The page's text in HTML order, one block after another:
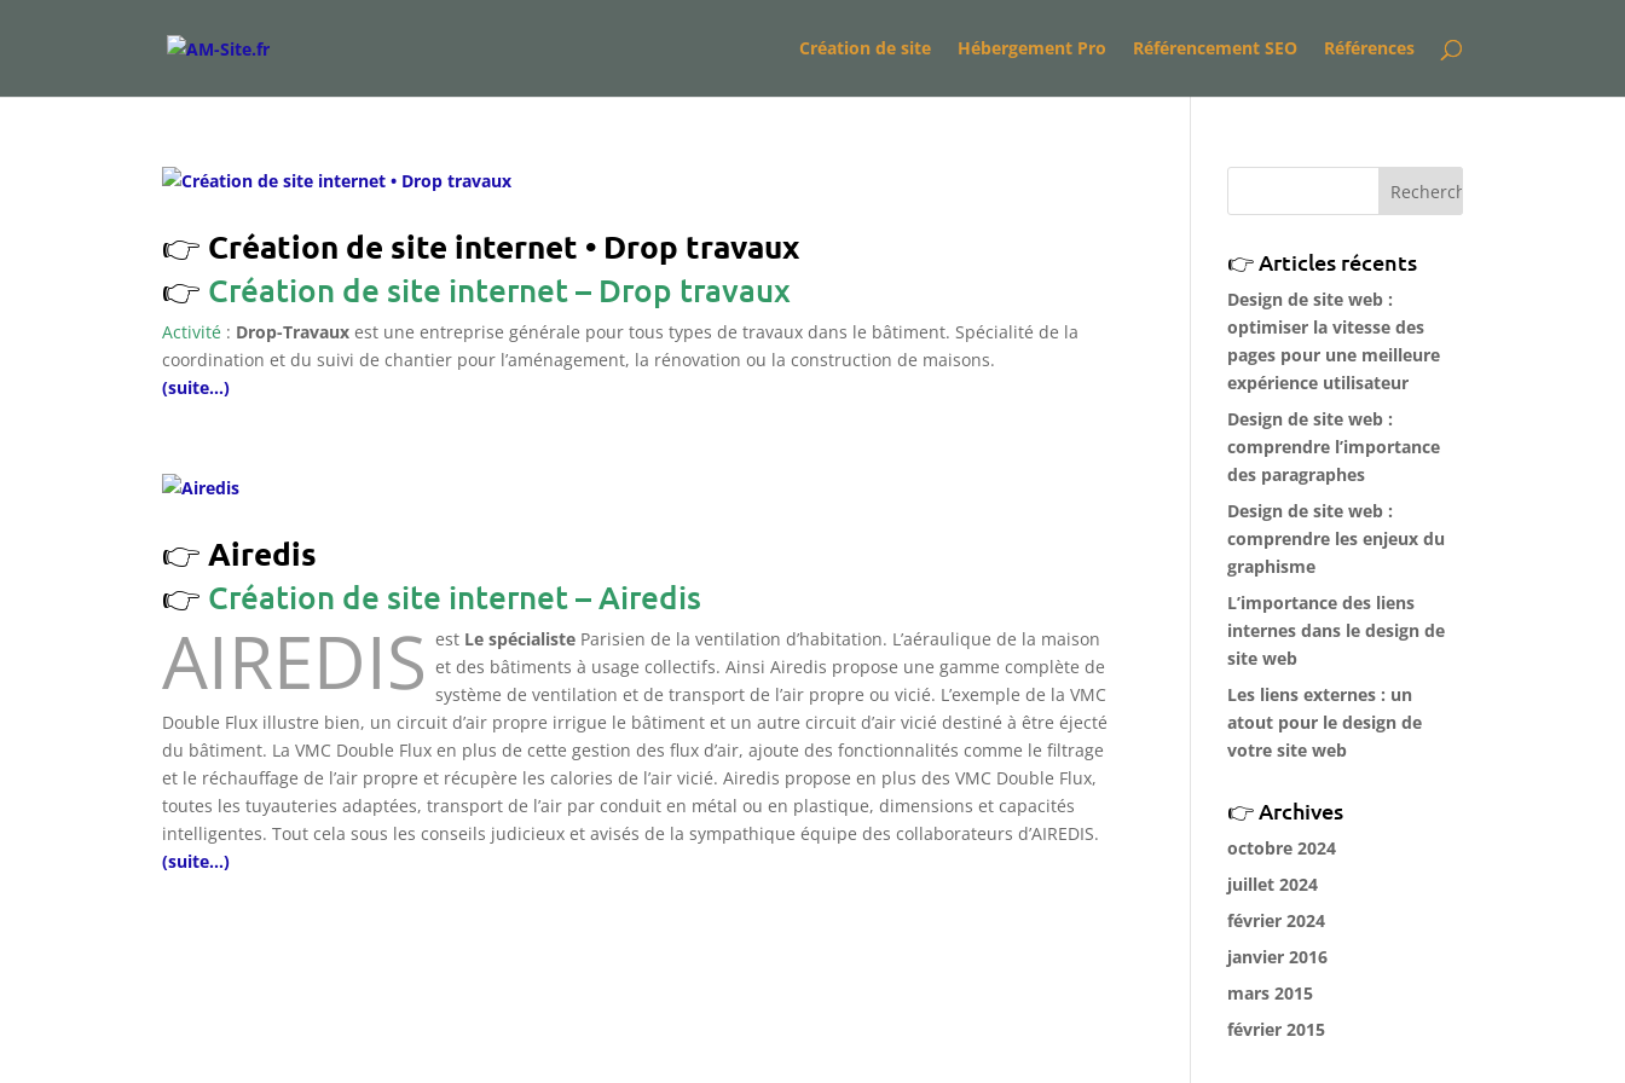
Création de site Hébergement Pro Référencement SEO Références
Création de site internet • Drop travaux
Création de site internet – Drop travaux
Activité : Drop-Travaux est une entreprise générale pour tous types de travaux dans le bâtiment. Spécialité de la
coordination et du suivi de chantier pour l’aménagement, la rénovation ou la construction de maisons.
(suite…)
Airedis
Création de site internet – Airedis
AIREDIS est Le spécialiste Parisien de la ventilation d’habitation. L’aéraulique de la maison
et des bâtiments à usage collectifs. Ainsi Airedis propose une gamme complète de
système de ventilation et de transport de l’air propre ou vicié. L’exemple de la VMC
Double Flux illustre bien, un circuit d’air propre irrigue le bâtiment et un autre circuit d’air vicié destiné à être éjecté
du bâtiment. La VMC Double Flux en plus de cette gestion des flux d’air, ajoute des fonctionnalités comme le filtrage
et le réchauffage de l’air propre et récupère les calories de l’air vicié. Airedis propose en plus des VMC Double Flux,
toutes les tuyauteries adaptées, transport de l’air par conduit en métal ou en plastique, dimensions et capacités
intelligentes. Tout cela sous les conseils judicieux et avisés de la sympathique équipe des collaborateurs d’AIREDIS.
(suite…)
Articles récents
Design de site web :
optimiser la vitesse des
pages pour une meilleure
expérience utilisateur
Design de site web :
comprendre l’importance
des paragraphes
Design de site web :
comprendre les enjeux du
graphisme
L’importance des liens
internes dans le design de
site web
Les liens externes : un
atout pour le design de
votre site web
Archives
octobre 2024
juillet 2024
février 2024
janvier 2016
mars 2015
février 2015